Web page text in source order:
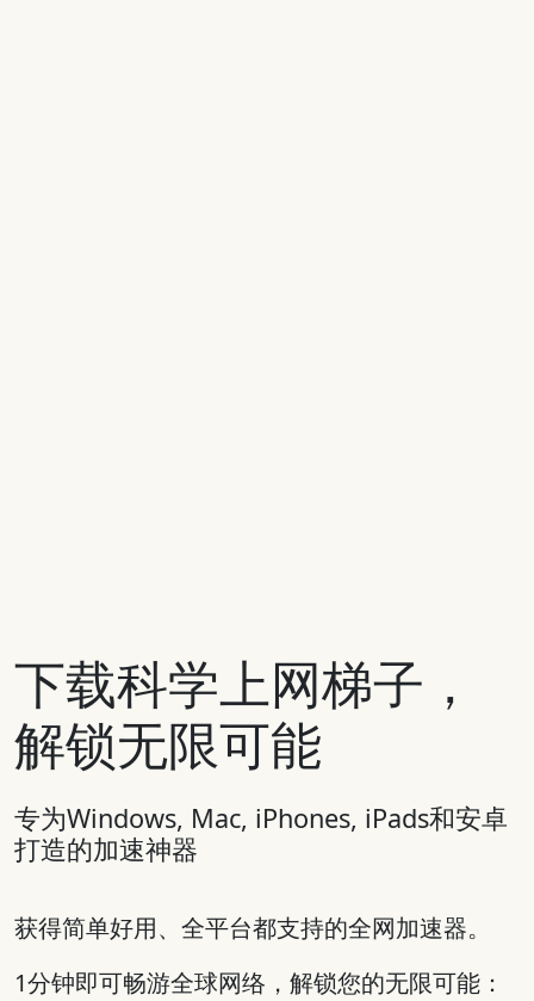
下载科学上网梯子，
解锁无限可能
专为Windows, Mac, iPhones, iPads和安卓
打造的加速神器
获得简单好用、全平台都支持的全网加速器。
1分钟即可畅游全球网络，解锁您的无限可能：